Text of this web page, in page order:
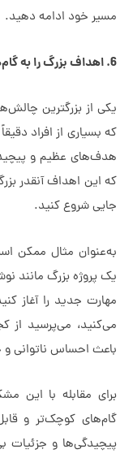
ادامه دهید.
بزرگترین چالش‌ها در
از افراد دقیقاً
عظیم و پیچیده
اهداف آنقدر بزرگ و
کنید.
مثال ممکن است
بزرگ مانند نوشتن
جدید را آغاز کنید؛ اما
می‌پرسید از کجا باید
ناتوانی و حتی
با این مشکل،
کوچک‌تر و قابل
و جزئیات